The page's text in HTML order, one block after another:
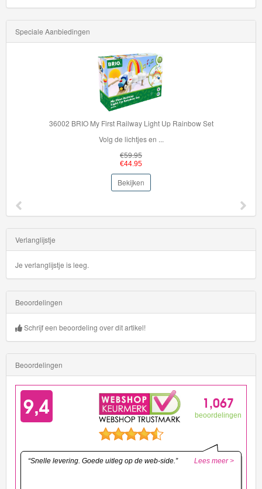
Speciale Aanbiedingen
36002 BRIO My First Railway Light Up Rainbow Set
Volg de lichtjes en ...
€59.95
€44.95
Bekijken
Verlanglijstje
Je verlanglijstje is leeg.
Beoordelingen
Schrijf een beoordeling over dit artikel!
Beoordelingen